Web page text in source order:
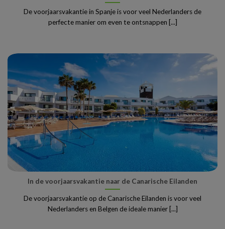
De voorjaarsvakantie in Spanje is voor veel Nederlanders de
perfecte manier om even te ontsnappen [...]
In de voorjaarsvakantie naar de Canarische Eilanden
De voorjaarsvakantie op de Canarische Eilanden is voor veel
Nederlanders en Belgen de ideale manier [...]